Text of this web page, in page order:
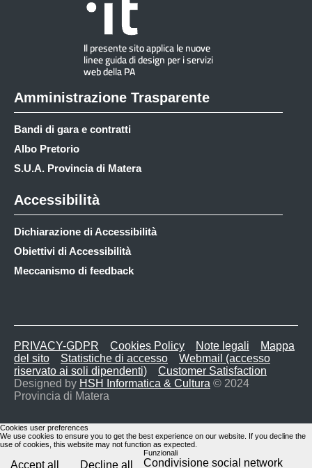
Amministrazione Trasparente
Bandi di gara e contratti
Albo Pretorio
S.U.A. Provincia di Matera
Accessibilità
Dichiarazione di Accessibilità
Obiettivi di Accessibilità
Meccanismo di feedback
PRIVACY-GDPR Cookies Policy Note legali
Mappa
del sito
Statistiche di accesso
Webmail (accesso
riservato ai soli dipendenti)
Customer Satisfaction
Designed by HSH Informatica & Cultura © 2024
Provincia di Matera
Cookies user preferences
We use cookies to ensure you to get the best experience on our website. If you decline the
use of cookies, this website may not function as expected.
Accept all Decline all
Funzionali
Condivisione social network